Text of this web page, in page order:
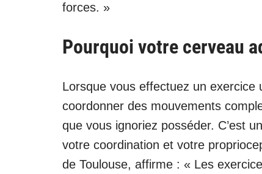
forces. »
Pourquoi votre cerveau
Lorsque vous effectuez un
coordonner des mouvements
que vous ignoriez posséder. C’est
votre coordination et votre
de Toulouse, affirme : « Les